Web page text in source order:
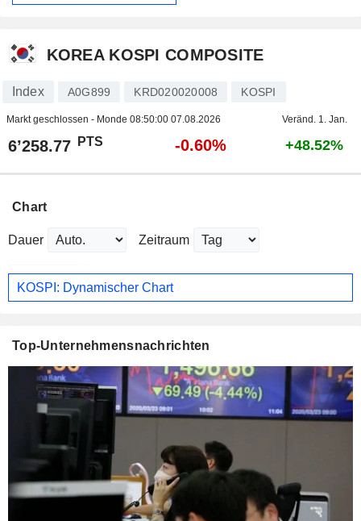
KOREA KOSPI COMPOSITE
Index A0G899 KRD020020008 KOSPI
Markt geschlossen - Monde 08:50:00 07.08.2026 Veränd. 1. Jan.
6’258.77 PTS -0.60% +48.52%
Chart
Dauer Zeitraum
KOSPI: Dynamischer Chart
Top-Unternehmensnachrichten